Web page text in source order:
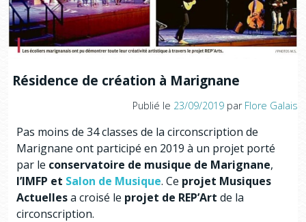
Résidence de création à Marignane
Publié le 23/09/2019par Flore Galais
Pas moins de 34 classes de la circonscription de
Marignane ont participé en 2019 à un projet porté
par le conservatoire de musique de Marignane,
l’IMFP et Salon de Musique. Ce projet Musiques
Actuellesa croisé le projet de REP’Art de la
circonscription.